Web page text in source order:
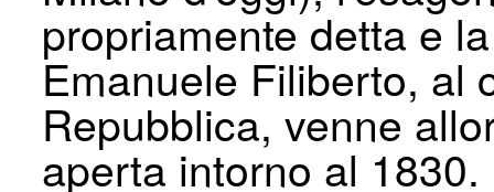
propriamente detta e
Emanuele Filiberto, al
Repubblica, venne
aperta intorno al 1830.